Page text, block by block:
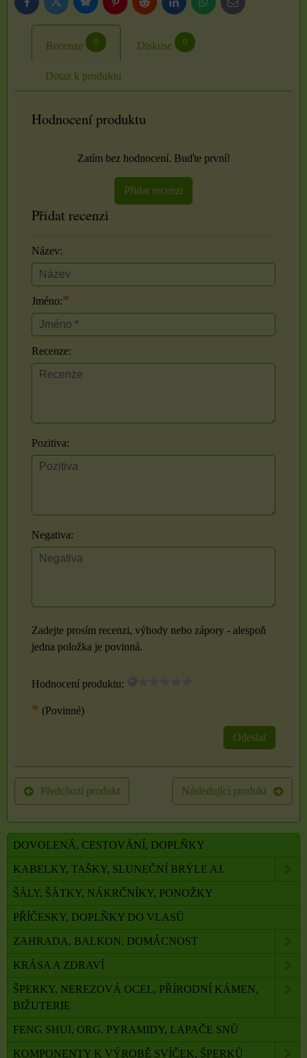
FacebookTwitter BlueskyPinterestReddit LinkedInWhatsApp
E-
mail
Recenze 0 Diskuse 0
Dotaz k produktu
Hodnocení produktu
Zatím bez hodnocení. Buďte první!
Přidat recenzi
Přidat recenzi
Název:
Jméno:*
Recenze:
Pozitiva:
Negativa:
Zadejte prosím recenzi, výhody nebo zápory - alespoň
jedna položka je povinná.
Hodnocení produktu:
* (Povinné)
Odeslat
Předchozí produkt Následující produkt
DOVOLENÁ, CESTOVÁNÍ, DOPLŇKY
KABELKY, TAŠKY, SLUNEČNÍ BRÝLE AJ.
ŠÁLY, ŠÁTKY, NÁKRČNÍKY, PONOŽKY
PŘÍČESKY, DOPLŇKY DO VLASŮ
ZAHRADA, BALKON, DOMÁCNOST
KRÁSA A ZDRAVÍ
ŠPERKY, NEREZOVÁ OCEL, PŘÍRODNÍ KÁMEN,
BIŽUTERIE
FENG SHUI, ORG. PYRAMIDY, LAPAČE SNŮ
KOMPONENTY K VÝROBĚ SVÍČEK, ŠPERKŮ